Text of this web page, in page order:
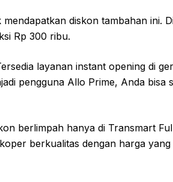
diskon tambahan ini.
Rp 300 ribu.
layanan instant opening di
pengguna Allo Prime, Anda bisa
berlimpah hanya di Transmart
berkualitas dengan harga yang